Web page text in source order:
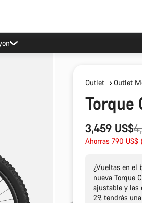
Outlet Outlet
Torque
3,459 US$
Precio
original
Ahorras 790 US$
¿Vueltas en el
nueva Torque
ajustable y las
29, tendrás